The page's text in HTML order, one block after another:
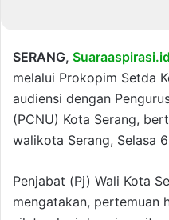
SERANG, Suaraaspirasi.id
melalui Prokopim Setda
audiensi dengan
(PCNU) Kota Serang,
walikota Serang, Selasa
Penjabat (Pj) Wali Kota
mengatakan, pertemuan